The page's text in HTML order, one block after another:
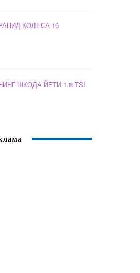
КОЛЕСА 16
ШКОДА ЙЕТИ 1.8 TSI